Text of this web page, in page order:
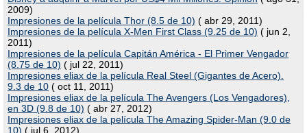
2009)
Impresiones de la película Thor (8.5 de 10) ( abr 29, 2011)
Impresiones de la película X-Men First Class (9.25 de 10) ( jun 2,
2011)
Impresiones de la película Capitán América - El Primer Vengador
(8.75 de 10) ( jul 22, 2011)
Impresiones eliax de la película Real Steel (Gigantes de Acero).
9.3 de 10 ( oct 11, 2011)
Impresiones eliax de la película The Avengers (Los Vengadores),
en 3D (9.8 de 10) ( abr 27, 2012)
Impresiones eliax de la película The Amazing Spider-Man (9.0 de
10) ( jul 6, 2012)